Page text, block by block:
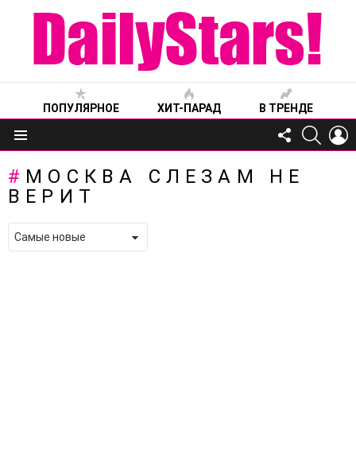
ПОПУЛЯРНОЕ ХИТ-ПАРАД В ТРЕНДЕ
Меню
FOLLOW
US
МОСКВА СЛЕЗАМ НЕ
ВЕРИТ